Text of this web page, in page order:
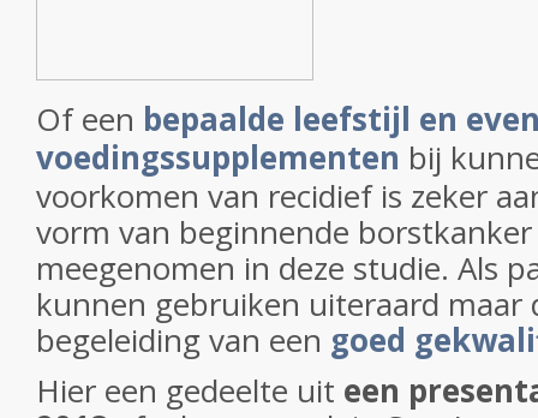
Of een bepaalde leefstijl en
voedingssupplementen bij
voorkomen van recidief is zeker
vorm van beginnende
meegenomen in deze studie. Als
kunnen gebruiken uiteraard maar
begeleiding van een goed
Hier een gedeelte uit een